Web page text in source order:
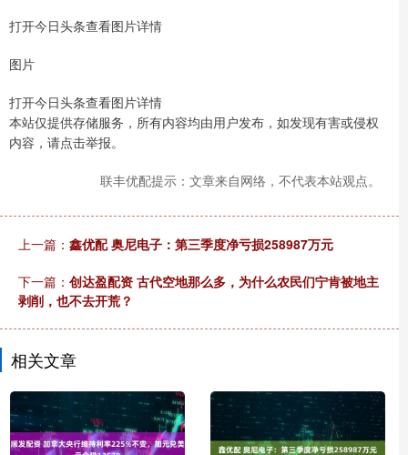
打开今日头条查看图片详情
图片
打开今日头条查看图片详情
本站仅提供存储服务，所有内容均由用户发布，如发现有害或侵权
内容，请点击举报。
联丰优配提示：文章来自网络，不代表本站观点。
上一篇： 鑫优配 奥尼电子：第三季度净亏损258987万元
下一篇： 创达盈配资 古代空地那么多，为什么农民们宁肯被地主
剥削，也不去开荒？
相关文章